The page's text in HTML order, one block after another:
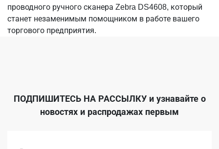
проводного ручного сканера Zebra DS4608, который
станет незаменимым помощником в работе вашего
торгового предприятия.
ПОДПИШИТЕСЬ НА РАССЫЛКУи узнавайте о
новостях и распродажах первым